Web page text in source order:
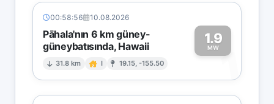
00:58:56 10.08.2026
Pāhala'nın 6 km güney-
güneybatısında, Hawaii
31.8 km I 19.15, -155.50
1.9
MW1